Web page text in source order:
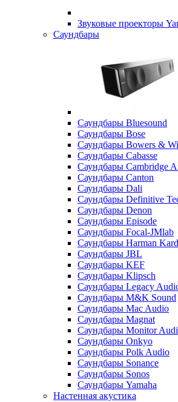
Звуковые проекторы
Саундбары
Саундбары Bluesound
Саундбары Bose
Саундбары Bowers &
Саундбары Cabasse
Саундбары Cambridge
Саундбары Canton
Саундбары Dali
Саундбары Definitive
Саундбары Denon
Саундбары Episode
Саундбары Focal-JMlab
Саундбары Harman
Саундбары JBL
Саундбары KEF
Саундбары Klipsch
Саундбары Legacy
Саундбары M&K Sound
Саундбары Mac Audio
Саундбары Magnat
Саундбары Monitor
Саундбары Onkyo
Саундбары Polk Audio
Саундбары Sonance
Саундбары Sonos
Саундбары Yamaha
Настенная акустика